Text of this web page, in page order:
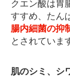
クエン酸は胃
すすめ、たん
腸内細菌の抑
とされていま
肌のシミ、シ